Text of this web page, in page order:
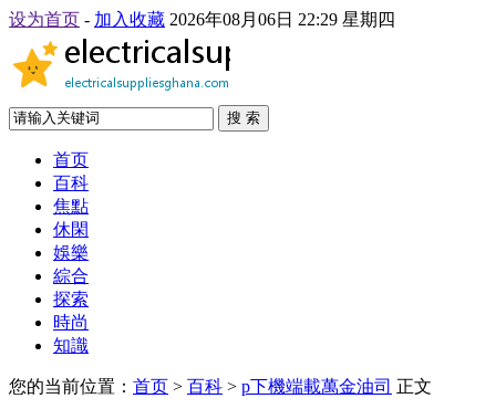
设为首页 - 加入收藏 2026年08月06日 22:29 星期四
搜 索
首页
百科
焦點
休閑
娛樂
綜合
探索
時尚
知識
您的当前位置： 首页 > 百科 > p下機端載萬金油司 正文